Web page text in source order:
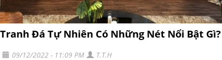
Tranh Đá Tự Nhiên Có Những Nét Nổi Bật Gì?
09/12/2022 - 11:09 PM
T.T.H